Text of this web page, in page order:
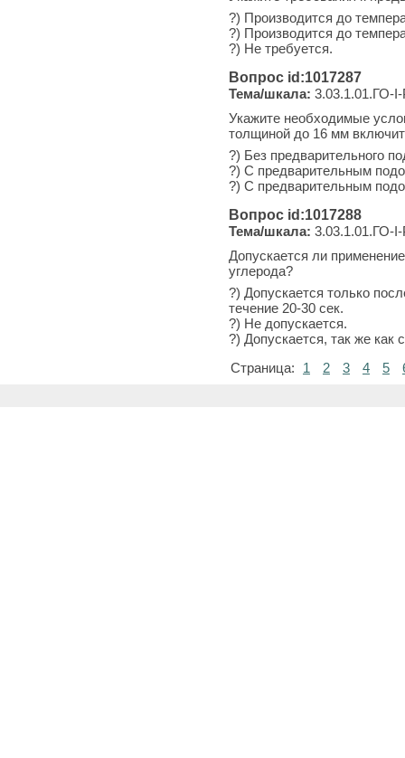
?) Производится до
?) Производится до
?) Не требуется.
Вопрос id:1017287
Тема/шкала: 3.03.1.01.ГО-
Укажите необходимые
толщиной до 16 мм
?) Без предварительного
?) С предварительным
?) С предварительным
Вопрос id:1017288
Тема/шкала: 3.03.1.01.ГО-
Допускается ли
углерода?
?) Допускается только
течение 20-30 сек.
?) Не допускается.
?) Допускается, так же как
Страница:
1 2 3 4 5